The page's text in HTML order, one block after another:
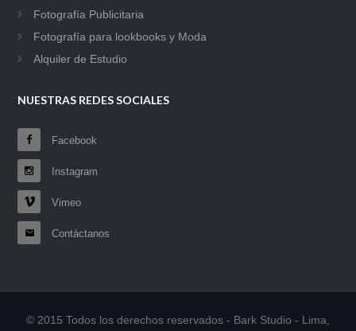
Fotografía Publicitaria
Fotografía para lookbooks y Moda
Alquiler de Estudio
NUESTRAS REDES SOCIALES
Facebook
Instagram
Vimeo
Contáctanos
© 2015 Todos los derechos reservados - Bark Studio - Lima,